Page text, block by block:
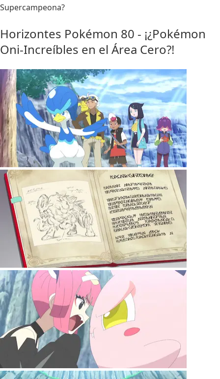
Supercampeona?
Horizontes Pokémon 80 - ¡¿Pokémon
Oni-Increíbles en el Área Cero?!